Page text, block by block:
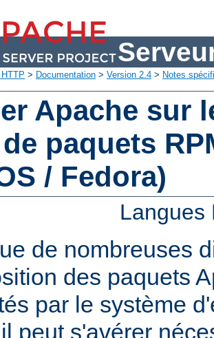
> Documentation > Version 2.4 > Notes
Apache sur
paquets
/ Fedora)
de nombreuses
des paquets
par le système
peut s'avérer